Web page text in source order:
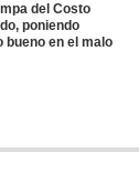
del Costo
poniendo
bueno en el malo